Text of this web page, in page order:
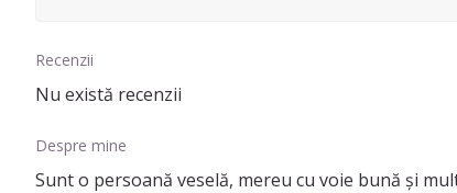
Recenzii
Nu există recenzii
Despre mine
Sunt o persoană veselă, mereu cu voie bună și